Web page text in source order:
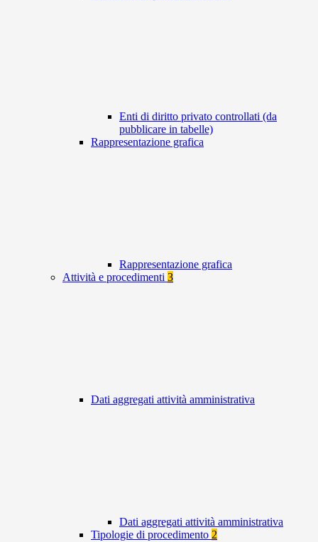
Enti di diritto privato controllati (da
pubblicare in tabelle)
Rappresentazione grafica
Rappresentazione grafica
Attività e procedimenti 3
Dati aggregati attività amministrativa
Dati aggregati attività amministrativa
Tipologie di procedimento 2